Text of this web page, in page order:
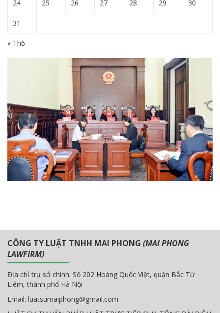
24 25 26 27 28 29 30
31
« Th6
CÔNG TY LUẬT TNHH MAI PHONG (MAI PHONG
LAWFIRM)
Địa chỉ trụ sở chính: Số 202 Hoàng Quốc Việt, quận Bắc Từ
Liêm, thành phố Hà Nội
Email: luatsumaiphong@gmail.com